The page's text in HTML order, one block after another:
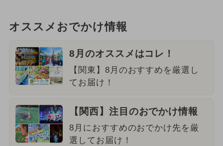
オススメおでかけ情報
8月のオススメはコレ！
【関東】8月のおすすめを厳選し
てお届け！
【関西】注目のおでかけ情報
8月におすすめのおでかけ先を厳
選してお届け！